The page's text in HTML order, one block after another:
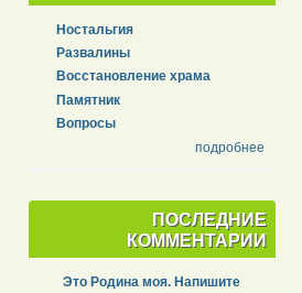
Ностальгия
Развалины
Восстановление храма
Памятник
Вопросы
подробнее
ПОСЛЕДНИЕ
КОММЕНТАРИИ
Это Родина моя. Напишите